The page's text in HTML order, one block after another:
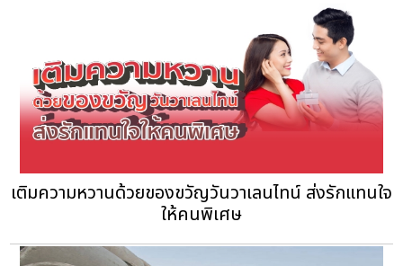
เติมความหวานด้วยของขวัญวันวาเลนไทน์ ส่งรักแทนใจ
ให้คนพิเศษ